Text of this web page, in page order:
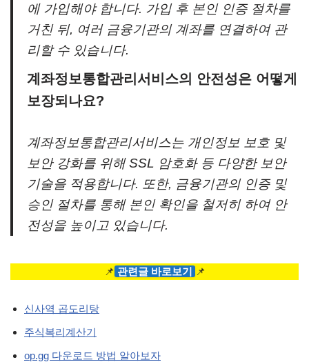
에 가입해야 합니다. 가입 후 본인 인증 절차를
거친 뒤, 여러 금융기관의 계좌를 연결하여 관
리할 수 있습니다.
계좌정보통합관리서비스의 안전성은 어떻게
보장되나요?
계좌정보통합관리서비스는 개인정보 보호 및
보안 강화를 위해 SSL 암호화 등 다양한 보안
기술을 적용합니다. 또한, 금융기관의 인증 및
승인 절차를 통해 본인 확인을 철저히 하여 안
전성을 높이고 있습니다.
📌 관련글 바로보기 📌
신사역 곱도리탕
주식복리계산기
op.gg 다운로드 방법 알아보자